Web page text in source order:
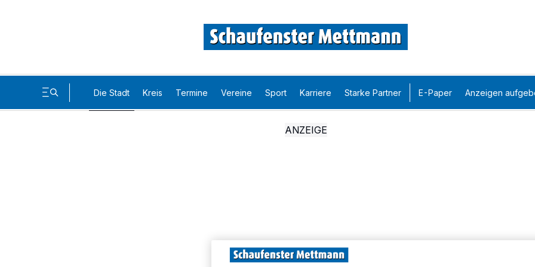
Die Stadt Kreis Termine Vereine Sport Karriere Starke Partner E-Paper Anzeigen